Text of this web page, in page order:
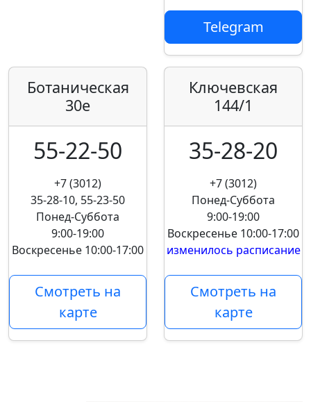
Telegram
Ботаническая
30е
55-22-50
+7 (3012)
35-28-10, 55-23-50
Понед-Суббота
9:00-19:00
Воскресенье 10:00-17:00
Смотреть на
карте
Ключевская
144/1
35-28-20
+7 (3012)
Понед-Суббота
9:00-19:00
Воскресенье 10:00-17:00
изменилось расписание
Смотреть на
карте